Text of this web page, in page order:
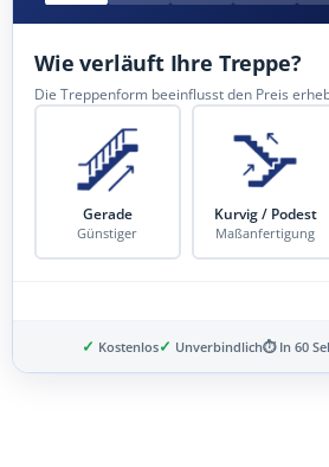
Wie verläuft Ihre Treppe?
Die Treppenform beeinflusst den Preis
Gerade
Günstiger
Kurvig / Podest
Maßanfertigung
✓ Kostenlos✓ Unverbindlich⏱ In 60